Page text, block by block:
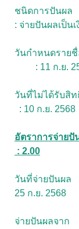
ชนิ
: จ่ายปันผลเป็น
วันกำหนดราย
: 11 ก.ย.
วันที่ไม่
: 10 ก.ย. 2568
อัตราการจ่
: 2.00
วัน
25 ก.ย. 2568
จ่า